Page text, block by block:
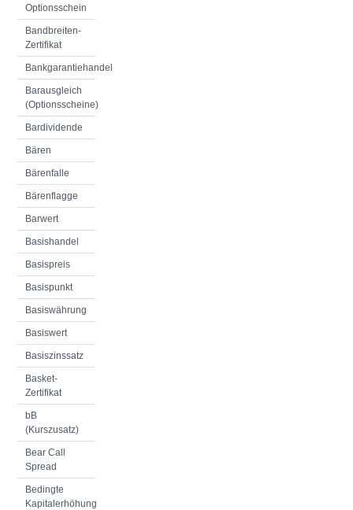
Optionsschein
Bandbreiten-
Zertifikat
Bankgarantiehandel
Barausgleich
(Optionsscheine)
Bardividende
Bären
Bärenfalle
Bärenflagge
Barwert
Basishandel
Basispreis
Basispunkt
Basiswährung
Basiswert
Basiszinssatz
Basket-
Zertifikat
bB
(Kurszusatz)
Bear Call
Spread
Bedingte
Kapitalerhöhung